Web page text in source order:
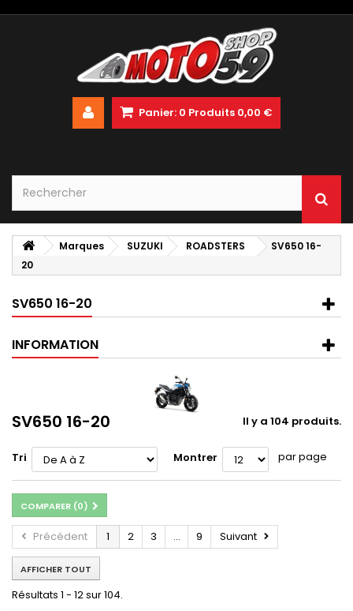
Panier: 0 Produits 0,00 €
Marques SUZUKI ROADSTERS
SV650 16-
20
SV650 16-20
INFORMATION
SV650 16-20 Il y a 104 produits.
Tri Montrer par page
COMPARER (0)
Précédent 1 2 3 ... 9 Suivant
AFFICHER TOUT
Résultats 1 - 12 sur 104.